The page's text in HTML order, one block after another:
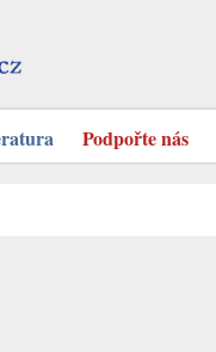
Podpořte nás